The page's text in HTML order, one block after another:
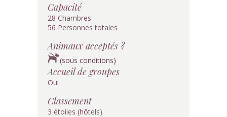
Capacité
28 Chambres
56 Personnes totales
Animaux acceptés ?
(sous conditions)
Accueil de groupes
Oui
Classement
3 étoiles (hôtels)